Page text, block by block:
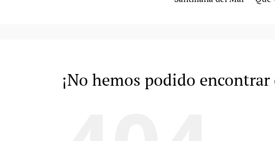
¡No hemos podido encontrar